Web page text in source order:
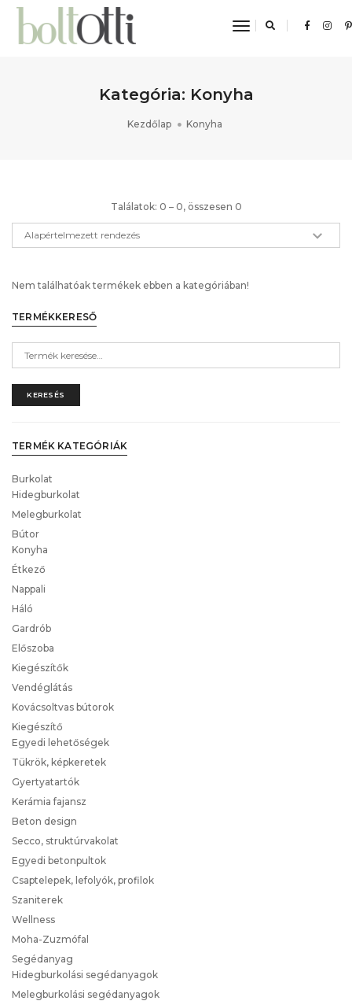
toggle
Kategória: Konyha
Kezdőlap Konyha
Találatok: 0 – 0, összesen 0
Nem találhatóak termékek ebben a kategóriában!
TERMÉKKERESŐ
Keresési
kifejezés:
KERESÉS
TERMÉK KATEGÓRIÁK
Burkolat
Hidegburkolat
Melegburkolat
Bútor
Konyha
Étkező
Nappali
Háló
Gardrób
Előszoba
Kiegészítők
Vendéglátás
Kovácsoltvas bútorok
Kiegészítő
Egyedi lehetőségek
Tükrök, képkeretek
Gyertyatartók
Kerámia fajansz
Beton design
Secco, struktúrvakolat
Egyedi betonpultok
Csaptelepek, lefolyók, profilok
Szaniterek
Wellness
Moha-Zuzmófal
Segédanyag
Hidegburkolási segédanyagok
Melegburkolási segédanyagok